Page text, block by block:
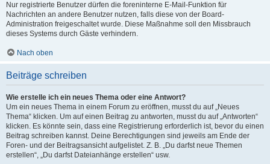
Nur registrierte Benutzer dürfen die foreninterne E-Mail-Funktion für
Nachrichten an andere Benutzer nutzen, falls diese von der Board-
Administration freigeschaltet wurde. Diese Maßnahme soll den Missbrauch
dieses Systems durch Gäste verhindern.
Nach oben
Beiträge schreiben
Wie erstelle ich ein neues Thema oder eine Antwort?
Um ein neues Thema in einem Forum zu eröffnen, musst du auf „Neues
Thema“ klicken. Um auf einen Beitrag zu antworten, musst du auf „Antworten“
klicken. Es könnte sein, dass eine Registrierung erforderlich ist, bevor du einen
Beitrag schreiben kannst. Deine Berechtigungen sind jeweils am Ende der
Foren- und der Beitragsansicht aufgelistet. Z. B. „Du darfst neue Themen
erstellen“, „Du darfst Dateianhänge erstellen“ usw.